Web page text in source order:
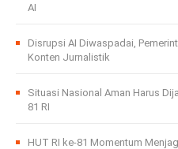
AI
Disrupsi AI Diwaspadai,
Konten Jurnalistik
Situasi Nasional Aman Harus
81 RI
HUT RI ke-81 Momentum